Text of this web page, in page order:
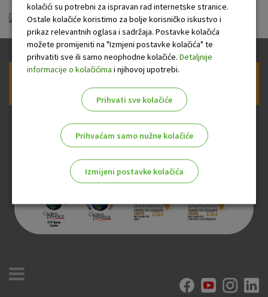
O nama
opce_infomacije_o_paketu_mininet.pdf
kolačići su potrebni za ispravan rad internetske stranice.
Ostale kolačiće koristimo za bolje korisničko iskustvo i
prikaz relevantnih oglasa i sadržaja. Postavke kolačića
možete promijeniti na "Izmjeni postavke kolačića" te
prihvatiti sve ili samo neophodne kolačiće. Detaljnije
informacije o kolačićima i njihovoj upotrebi.
Prihvati sve kolačiće
Prihvaćam samo nužne kolačiće
Izmijeni postavke kolačića
Nužni kolačići
Analitički kolačići